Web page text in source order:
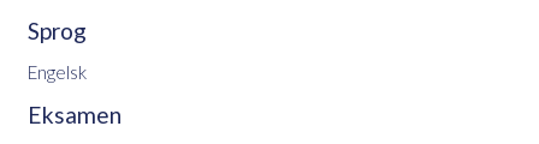
Sprog
Engelsk
Eksamen